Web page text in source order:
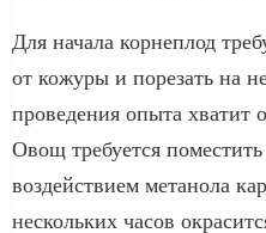
Для начала корнеплод
от кожуры и порезать на
проведения опыта хватит
Овощ требуется
воздействием метанола
нескольких часов